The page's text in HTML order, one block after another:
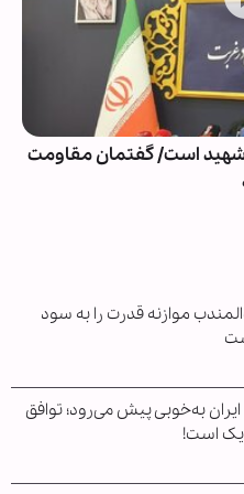
شهید است/ گفتمان مقاومت
موازنه قدرت را به سود
ایران به‌خوبی پیش می‌رود؛ توافق
است!